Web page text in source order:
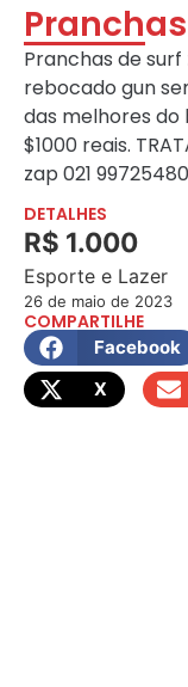
Pranchas de surf
rebocado gun
das melhores do
$1000 reais.
zap 021
DETALHES
R$ 1.000
Esporte e Lazer
26 de maio de 2023
COMPARTILHE
Facebook
X